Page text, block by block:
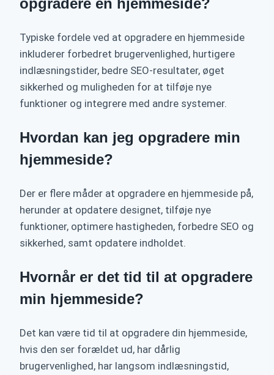
Typiske fordele ved at opgradere en hjemmeside
inkluderer forbedret brugervenlighed, hurtigere
indlæsningstider, bedre SEO-resultater, øget
sikkerhed og muligheden for at tilføje nye
funktioner og integrere med andre systemer.
Hvordan kan jeg opgradere min
hjemmeside?
Der er flere måder at opgradere en hjemmeside på,
herunder at opdatere designet, tilføje nye
funktioner, optimere hastigheden, forbedre SEO og
sikkerhed, samt opdatere indholdet.
Hvornår er det tid til at opgradere
min hjemmeside?
Det kan være tid til at opgradere din hjemmeside,
hvis den ser forældet ud, har dårlig
brugervenlighed, har langsom indlæsningstid,